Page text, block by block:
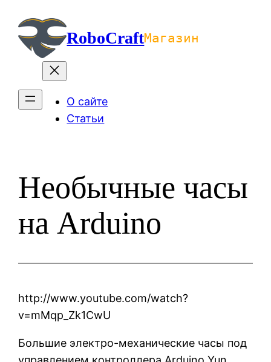
содержимомуRoboCraftМагазин
О сайте
Статьи
Необычные часы
на Arduino
http://www.youtube.com/watch?
v=mMqp_Zk1CwU
Большие электро-механические часы под